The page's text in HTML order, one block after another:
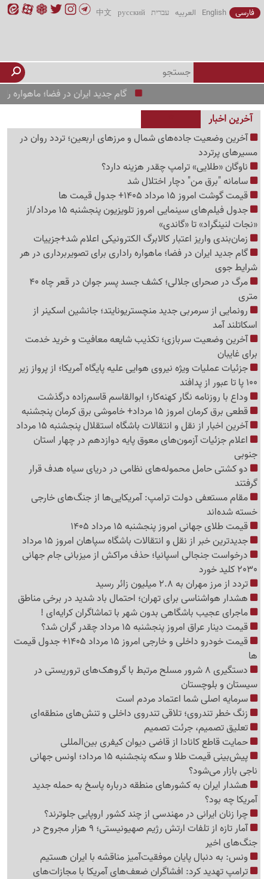
فارسی English العربیه עברית русский
中文
گام جدید ایران در فضا؛ ماهواره
آخرین اخبار
آخرین وضعیت جاده‌های شمال و مرزهای اربعین؛ تردد روان در
مسیرهای پرتردد
ناوگان «طلایی» ترامپ چقدر هزینه دارد؟
سامانه "برق من" دچار اختلال شد
قیمت گوشت امروز 15 مرداد 1405+ جدول قیمت ها
جدول فیلم‌های سینمایی امروز تلویزیون پنجشنبه 15 مرداد/از
«نجات لنینگراد» تا «گاندی»
زمان‌بندی واریز اعتبار کالابرگ الکترونیکی اعلام شد+جزییات
گام جدید ایران در فضا؛ ماهواره راداری برای تصویربرداری در هر
شرایط جوی
مرگ در صحرای جلالی؛ کشف جسد پسر جوان در قعر چاه 40
متری
رونمایی از سرمربی جدید منچستریونایتد؛ جانشین اسکینر از
اسکاتلند آمد
آخرین وضعیت سربازی؛ تکذیب شایعه معافیت و خرید خدمت
برای غایبان
جزئیات عملیات ویژه نیروی هوایی علیه پایگاه آمریکا؛ از پرواز زیر
100 پا تا عبور از پدافند
وداع با روزنامه نگار کهنه‌کار؛ ابوالقاسم قاسم‌زاده درگذشت
قطعی برق کرمان امروز 15 مرداد+ خاموشی برق کرمان پنجشنبه
آخرین اخبار از نقل و انتقالات باشگاه استقلال پنجشنبه 15 مرداد
اعلام جزئیات آزمون‌های معوق پایه دوازدهم در چهار استان
جنوبی
دو کشتی حامل محموله‌های نظامی در دریای سیاه هدف قرار
گرفتند
مقام مستعفی دولت ترامپ: آمریکایی‌ها از جنگ‌های خارجی
خسته شده‌اند
قیمت طلای جهانی امروز پنجشنبه 15 مرداد 1405
جدیدترین خبر از نقل و انتقالات باشگاه سپاهان امروز 15 مرداد
درخواست جنجالی اسپانیا؛ حذف مراکش از میزبانی جام جهانی
2030 کلید خورد
تردد از مرز مهران به 2.8 میلیون زائر رسید
هشدار هواشناسی برای تهران؛ احتمال باد شدید در برخی مناطق
ماجرای عجیب باشگاهی بدون شهر با تماشاگران کرایه‌ای !
قیمت دینار عراق امروز پنجشنبه 15 مرداد چقدر گران شد؟
قیمت خودرو داخلی و خارجی امروز 15 مرداد 1405+ جدول قیمت
ها
دستگیری 8 شرور مسلح مرتبط با گروهک‌های تروریستی در
سیستان و بلوچستان
سرمایه اصلی شما اعتماد مردم است
زنگ خطر تندروی؛ تلاقی تندروی داخلی و تنش‌های منطقه‌ای
تعلیق تصمیم، جرئت تصمیم
حمایت قاطع کانادا از قاضی دیوان کیفری بین‌المللی
پیش‌بینی قیمت طلا و سکه پنجشنبه 15 مرداد؛ اونس جهانی
ناجی بازار می‌شود؟
هشدار ایران به کشورهای منطقه درباره پاسخ به حمله جدید
آمریکا چه بود؟
چرا زنان ایرانی در مهندسی از چند کشور اروپایی جلوترند؟
آمار تازه از تلفات ارتش رژیم صهیونیستی؛ 9 هزار مجروح در
جنگ‌های اخیر
ونس: به دنبال پایان موفقیت‌آمیز مناقشه با ایران هستیم
ترامپ تهدید کرد: افشاگران ضعف‌های آمریکا با مجازات‌های